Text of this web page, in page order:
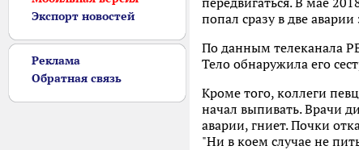
Экспорт новостей
Реклама
Обратная связь
попал сразу в две
По данным телеканала
Тело обнаружила его
Кроме того, коллеги
начал выпивать. Врачи
аварии, гниет. Почки
"Ни в коем случае не